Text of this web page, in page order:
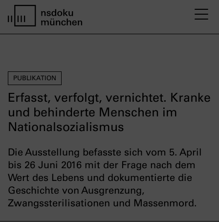
PUBLIKATION
Erfasst, verfolgt, vernichtet. Kranke
und behinderte Menschen im
Nationalsozialismus
Die Ausstellung befasste sich vom 5. April
bis 26 Juni 2016 mit der Frage nach dem
Wert des Lebens und dokumentierte die
Geschichte von Ausgrenzung,
Zwangssterilisationen und Massenmord.